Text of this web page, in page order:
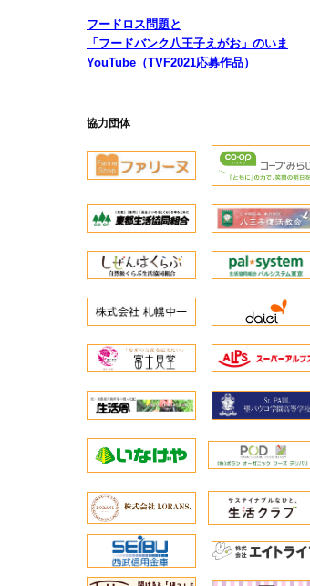
フードロス問題と
「フードバンク八王子えがお」のいま
YouTube（TVF2021応募作品）
協力団体